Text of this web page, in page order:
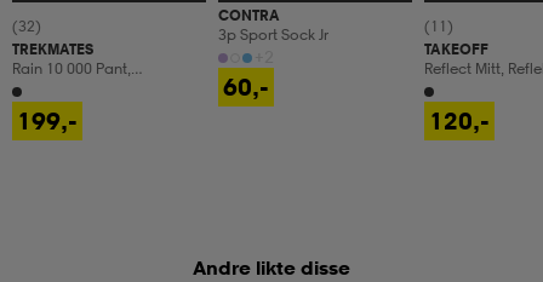
(32)
TREKMATES
Rain 10 000 Pant,
Regnbukser, Junior
199,-
CONTRA
3p Sport Sock Jr
60,-
(11)
TAKEOFF
Reflect Mitt,
Votter, Junior
120,-
Andre likte disse